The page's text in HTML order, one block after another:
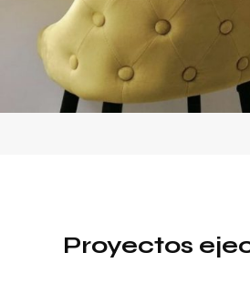
Proyectos